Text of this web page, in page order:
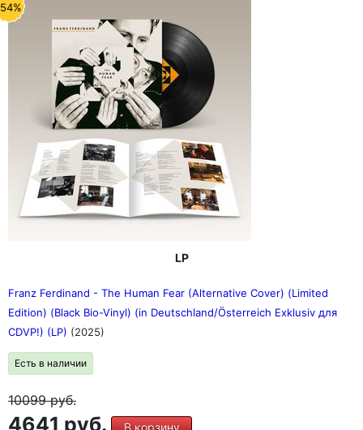
LP
Franz Ferdinand - The Human Fear (Alternative Cover) (Limited
Edition) (Black Bio-Vinyl) (in Deutschland/Österreich Exklusiv для
CDVP!) (LP) (2025)
Есть в наличии
10099руб.
4641 руб. В корзину